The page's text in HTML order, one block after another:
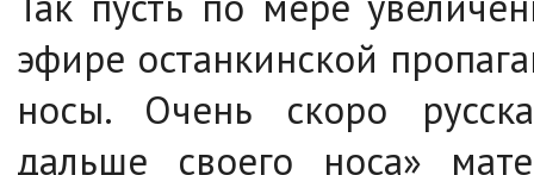
эфире останкинской
носы. Очень скоро
дальше своего носа»